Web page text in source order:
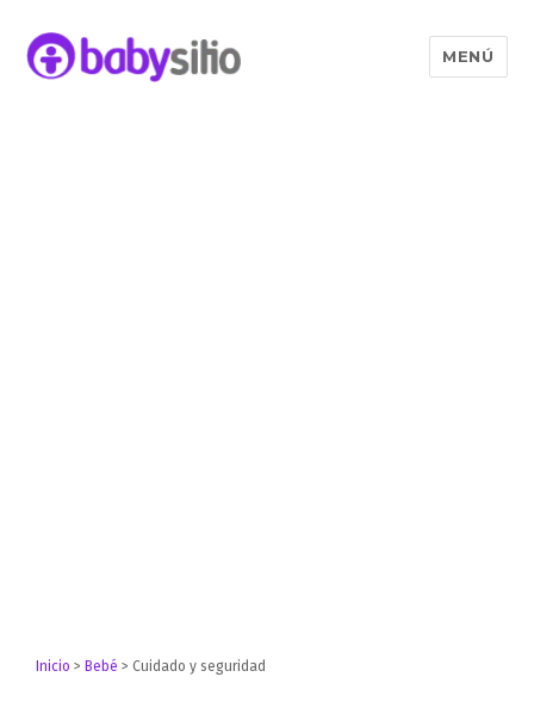
MENÚ
Inicio > Bebé >Cuidado y seguridad